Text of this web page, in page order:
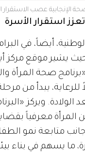
الإنجابية عصب الاستقرار
استقرار الأسرة
أيضاً، في
يشير موقع مركز
«برنامج صحة المرأة
للرعاية، يبدأ من
الولادة. ويركز
المرأة معرفياً
جانب متابعة نمو
ما يسهم في بناء